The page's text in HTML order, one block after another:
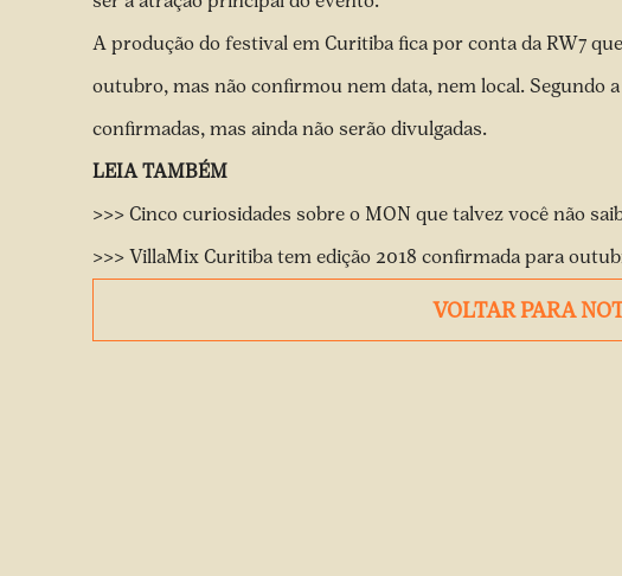
A produção do festival em Curitiba fica por conta da RW7
outubro, mas não confirmou nem data, nem local. Segundo
confirmadas, mas ainda não serão divulgadas.
LEIA TAMBÉM
>>> Cinco curiosidades sobre o MON que talvez você não
>>> VillaMix Curitiba tem edição 2018 confirmada para
VOLTAR PARA